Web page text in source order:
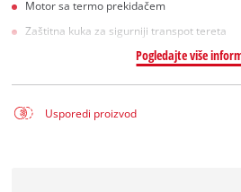
Motor sa termo prekidačem
Zaštitna kuka za sigurniji transpot tereta
Pogledajte više
Usporedi proizvod